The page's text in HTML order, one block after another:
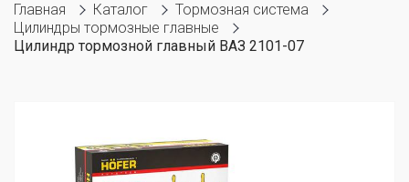
Главная Каталог
Тормозная система
Цилиндры тормозные главные
Цилиндр тормозной главный ВАЗ 2101-07